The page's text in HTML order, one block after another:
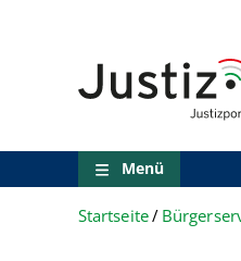
technischen
Suche
Entscheidungssuche
Menü
Startseite